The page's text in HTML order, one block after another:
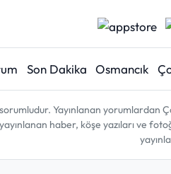
Son Dakika Osmancık
Yayınlanan
haber, köşe yazıları ve